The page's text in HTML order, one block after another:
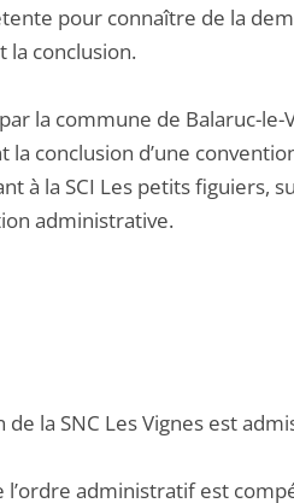
pour connaître de la
la conclusion.
la commune de Balaruc-
la conclusion d’une
à la SCI Les petits figuiers,
administrative.
la SNC Les Vignes est
l’ordre administratif est